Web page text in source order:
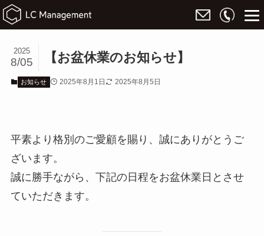
【お盆休業のお知らせ】
2025
8/05
お知らせ 2025年8月1日 2025年8月5日
平素より格別のご愛顧を賜り、誠にありがとうご
ざいます。
誠に勝手ながら、下記の日程をお盆休業日とさせ
ていただきます。